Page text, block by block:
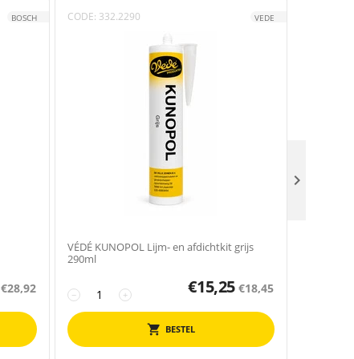
BOSCH
€28,92
CODE: 332.2290 VEDE
VÉDÉ KUNOPOL Lijm- en afdichtkit grijs
290ml
+
− €15,25 €18,45
BESTEL
